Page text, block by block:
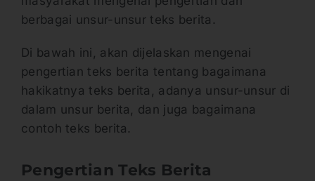
berbagai unsur-unsur teks berita.
Di bawah ini, akan dijelaskan mengenai
pengertian teks berita tentang bagaimana
hakikatnya teks berita, adanya unsur-unsur di
dalam unsur berita, dan juga bagaimana
contoh teks berita.
Pengertian Teks Berita